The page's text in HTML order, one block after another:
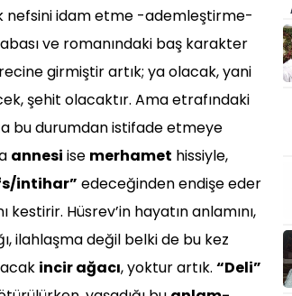
nefsini idam etme -ademleştirme-
ve romanındaki baş karakter
girmiştir artık; ya olacak, yani
şehit olacaktır. Ama etrafındaki
bu durumdan istifade etmeye
annesi ise merhamet hissiyle,
intihar” edeceğinden endişe eder
Hüsrev’in hayatın anlamını,
ilahlaşma değil belki de bu kez
incir ağacı, yoktur artık. “Deli”